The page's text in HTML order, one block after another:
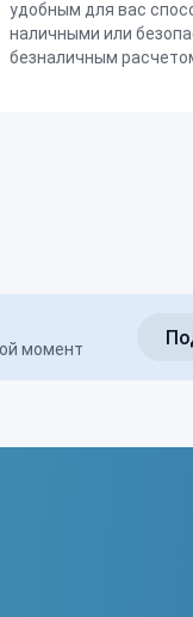
удобным для вас
наличными или
безналичным
момент